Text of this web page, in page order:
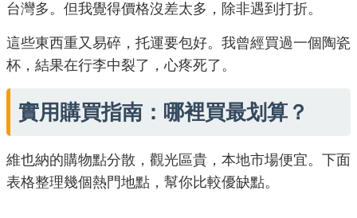
台灣多。但我覺得價格沒差太多，除非遇到打折。
這些東西重又易碎，托運要包好。我曾經買過一個陶瓷
杯，結果在行李中裂了，心疼死了。
實用購買指南：哪裡買最划算？
維也納的購物點分散，觀光區貴，本地市場便宜。下面
表格整理幾個熱門地點，幫你比較優缺點。